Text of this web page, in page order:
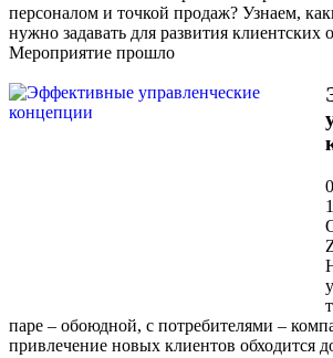
персоналом и точкой продаж? Узнаем,
нужно задавать для развития клиентских
Мероприятие прошло
паре – обоюдной, с потребителями –
привлечение новых клиентов обходится